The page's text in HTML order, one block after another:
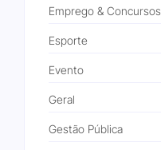
Emprego & Concursos
Esporte
Evento
Geral
Gestão Pública